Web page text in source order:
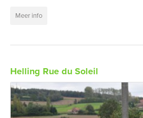
Meer info
Helling Rue du Soleil